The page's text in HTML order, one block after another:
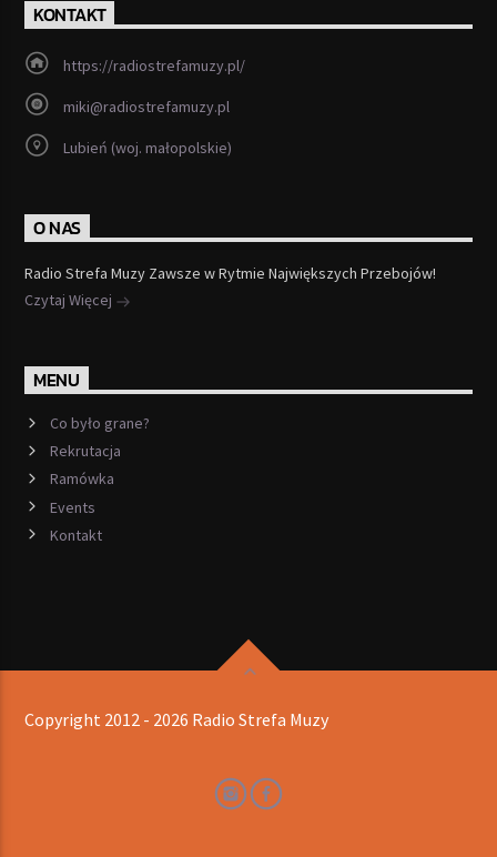
KONTAKT
https://radiostrefamuzy.pl/
miki@radiostrefamuzy.pl
Lubień (woj. małopolskie)
O NAS
Radio Strefa Muzy Zawsze w Rytmie Największych Przebojów!
Czytaj Więcej
MENU
Co było grane?
Rekrutacja
Ramówka
Events
Kontakt
Copyright 2012 - 2026 Radio Strefa Muzy